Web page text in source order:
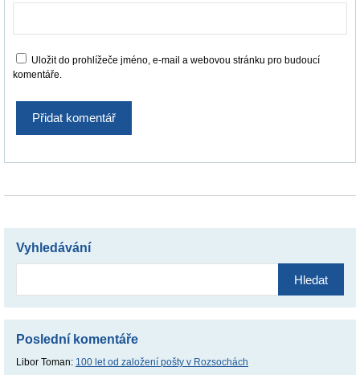
Uložit do prohlížeče jméno, e-mail a webovou stránku pro budoucí
komentáře.
Vyhledávání
Poslední komentáře
Libor Toman: 100 let od založení pošty v Rozsochách